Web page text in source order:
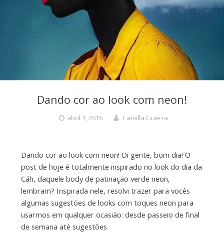
Dando cor ao look com neon!
abril 1, 2016 Camilla Guerra
Dando cor ao look com neon! Oi gente, bom dia! O
post de hoje é totalmente inspirado no look do dia da
Cáh, daquele body de patinação verde neon,
lembram? Inspirada nele, resolvi trazer para vocês
algumas sugestões de looks com toques neon para
usarmos em qualquer ocasião: desde passeio de final
de semana até sugestões